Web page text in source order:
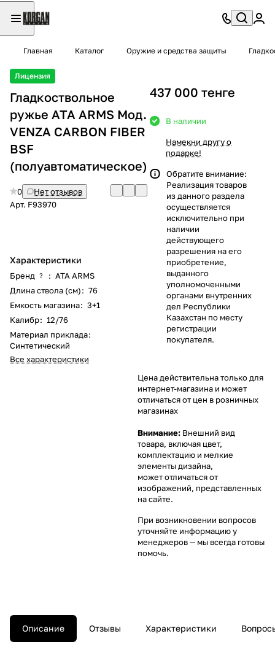
Главная Каталог Оружие и средства защиты
Лицензия
Гладкоствольное
ружье ATA ARMS Moд.
VENZA СARBON FIBER
BSF
(полуавтоматическое)
0
Нет отзывов
Арт. F93970
Характеристики
Бренд ? : ATA ARMS
Длина ствола (см): 76
Емкость магазина: 3+1
Калибр: 12/76
Материал приклада:
Синтетический
Все характеристики
437 000 тенге
В наличии
Намекни другу о
подарке!
Обратите внимание:
Реализация товаров
из данного раздела
осуществляется
исключительно при
наличии
действующего
разрешения на его
приобретение,
выданного
уполномоченными
органами внутренних
дел Республики
Казахстан по месту
регистрации
покупателя.
Цена действительна только для
интернет-магазина и может
отличаться от цен в розничных
магазинах
Внимание: Внешний вид
товара, включая цвет,
комплектацию и мелкие
элементы дизайна,
может отличаться от
изображений, представленных
на сайте.
При возникновении вопросов
уточняйте информацию у
менеджеров— мы всегда готовы
помочь.
Описание Отзывы Характеристики